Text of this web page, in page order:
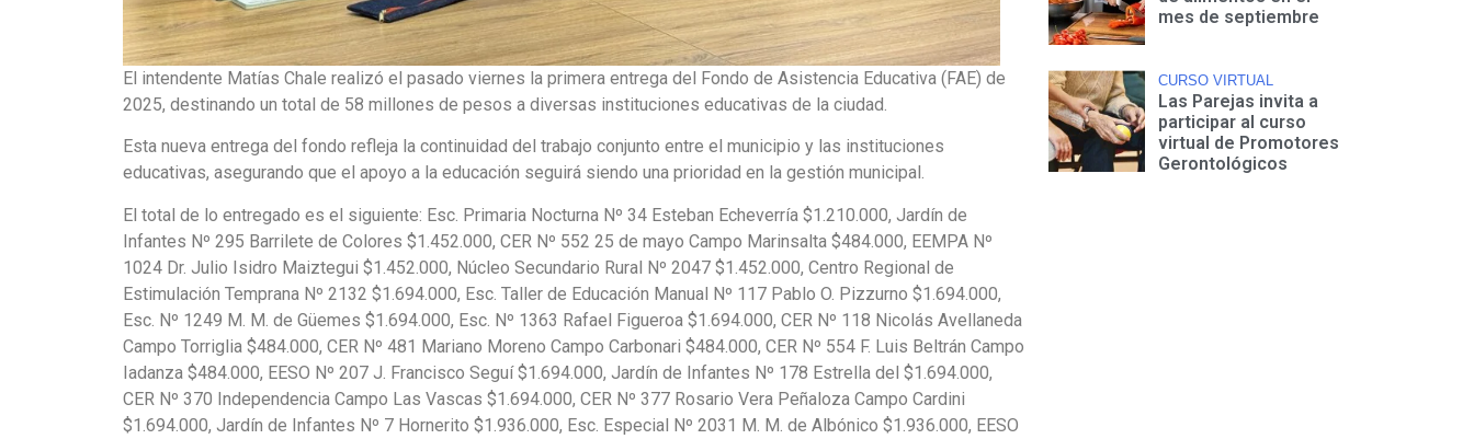
El intendente Matías Chale realizó el pasado viernes la primera entrega del Fondo de Asistencia Educativa (FAE) de
2025, destinando un total de 58 millones de pesos a diversas instituciones educativas de la ciudad.
Esta nueva entrega del fondo refleja la continuidad del trabajo conjunto entre el municipio y las instituciones
educativas, asegurando que el apoyo a la educación seguirá siendo una prioridad en la gestión municipal.
El total de lo entregado es el siguiente: Esc. Primaria Nocturna Nº 34 Esteban Echeverría $1.210.000, Jardín de
Infantes Nº 295 Barrilete de Colores $1.452.000, CER Nº 552 25 de mayo Campo Marinsalta $484.000, EEMPA Nº
1024 Dr. Julio Isidro Maiztegui $1.452.000, Núcleo Secundario Rural Nº 2047 $1.452.000, Centro Regional de
Estimulación Temprana Nº 2132 $1.694.000, Esc. Taller de Educación Manual Nº 117 Pablo O. Pizzurno $1.694.000,
Esc. Nº 1249 M. M. de Güemes $1.694.000, Esc. Nº 1363 Rafael Figueroa $1.694.000, CER Nº 118 Nicolás Avellaneda
Campo Torriglia $484.000, CER Nº 481 Mariano Moreno Campo Carbonari $484.000, CER Nº 554 F. Luis Beltrán Campo
Iadanza $484.000, EESO Nº 207 J. Francisco Seguí $1.694.000, Jardín de Infantes Nº 178 Estrella del $1.694.000,
CER Nº 370 Independencia Campo Las Vascas $1.694.000, CER Nº 377 Rosario Vera Peñaloza Campo Cardini
$1.694.000, Jardín de Infantes Nº 7 Hornerito $1.936.000, Esc. Especial Nº 2031 M. M. de Albónico $1.936.000, EESO
mes de septiembre
CURSO VIRTUAL
Las Parejas invita a
participar al curso
virtual de Promotores
Gerontológicos